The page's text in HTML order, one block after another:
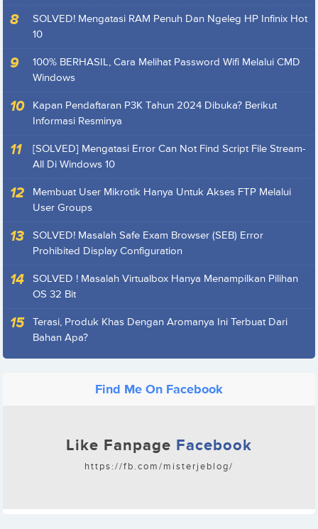
SOLVED! Mengatasi RAM Penuh Dan Ngeleg HP Infinix Hot
10
100% BERHASIL, Cara Melihat Password Wifi Melalui CMD
Windows
Kapan Pendaftaran P3K Tahun 2024 Dibuka? Berikut
Informasi Resminya
[SOLVED] Mengatasi Error Can Not Find Script File Stream-
All Di Windows 10
Membuat User Mikrotik Hanya Untuk Akses FTP Melalui
User Groups
SOLVED! Masalah Safe Exam Browser (SEB) Error
Prohibited Display Configuration
SOLVED ! Masalah Virtualbox Hanya Menampilkan Pilihan
OS 32 Bit
Terasi, Produk Khas Dengan Aromanya Ini Terbuat Dari
Bahan Apa?
Find Me On Facebook
Like Fanpage Facebook
https://fb.com/misterjeblog/